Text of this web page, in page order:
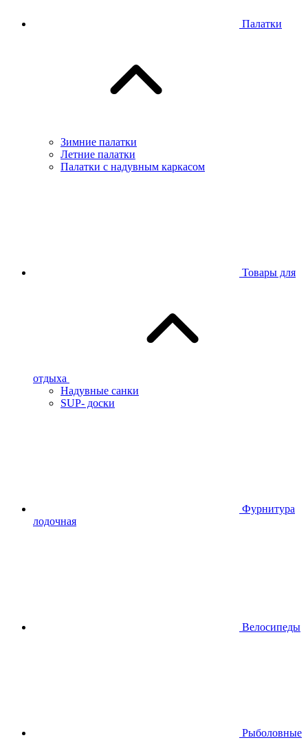
Палатки
Зимние палатки
Летние палатки
Палатки с надувным каркасом
Товары для
отдыха
Надувные санки
SUP- доски
Фурнитура
лодочная
Велосипеды
Рыболовные